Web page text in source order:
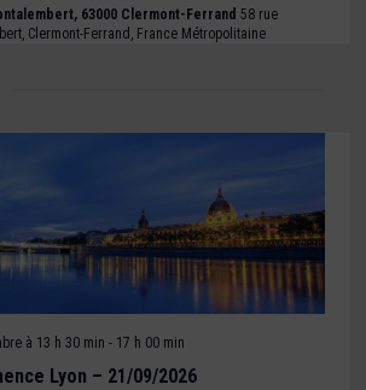
63000 Clermont-Ferrand 58 rue
Clermont-Ferrand, France Métropolitaine
Lyon – 21/09/2026
à 13 h 30 min - 17 h 00 min